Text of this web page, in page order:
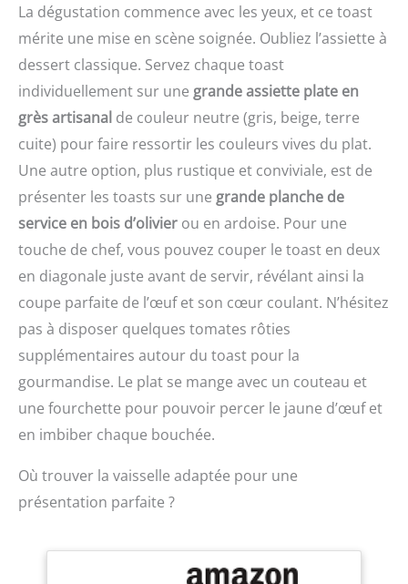
pochés parfaits】-
Utilisez de l'huile en
spray avant de pocher les
œufs pour une meilleure
expérience antiadhésive.
Placez les tasses dans 2,5
mettez un couvercle sur
la poêle et réglez la
minuterie pendant 5
minutes. Des œufs
parfaitement cuits à la
coque, à chaque fois!
Vous pouvez également
prolonger ou raccourcir
le temps de cuisson,
selon vos préférences
Bien conçu : Nos tasses
de cuisson d’œufs en
silicone YomiFamily ont 4
tasses de couleurs
bonbon – si belles. Ils ont
spécialement conçu qui
coquetiers pochés sont
empilables et faciles à
La dégustation commence avec les yeux, et ce toast
mérite une mise en scène soignée. Oubliez l’assiette à
dessert classique. Servez chaque toast
individuellement sur une grande assiette plate en
grès artisanal de couleur neutre (gris, beige, terre
cuite) pour faire ressortir les couleurs vives du plat.
Une autre option, plus rustique et conviviale, est de
présenter les toasts sur une grande planche de
service en bois d’olivier ou en ardoise. Pour une
touche de chef, vous pouvez couper le toast en deux
en diagonale juste avant de servir, révélant ainsi la
coupe parfaite de l’œuf et son cœur coulant. N’hésitez
pas à disposer quelques tomates rôties
supplémentaires autour du toast pour la
gourmandise. Le plat se mange avec un couteau et
une fourchette pour pouvoir percer le jaune d’œuf et
en imbiber chaque bouchée.
Où trouver la vaisselle adaptée pour une
présentation parfaite ?